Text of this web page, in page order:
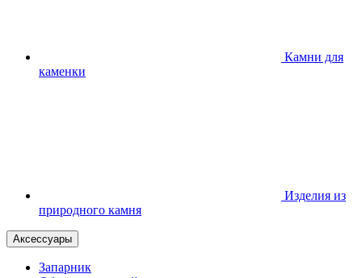
Камни для
каменки
Изделия из
природного камня
Аксессуары
Запарник